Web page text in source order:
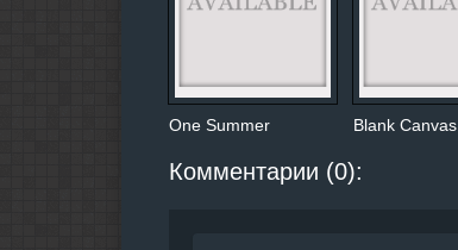
One Summer Blank Canvas
Комментарии (0):